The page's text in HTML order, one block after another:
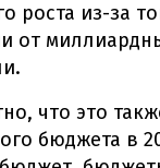
роста из-за
от
что это
бюджета в